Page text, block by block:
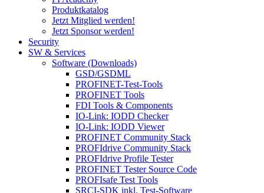
Produktkatalog
Jetzt Mitglied werden!
Jetzt Sponsor werden!
Security
SW & Services
Software (Downloads)
GSD/GSDML
PROFINET-Test-Tools
PROFINET Tools
FDI Tools & Components
IO-Link: IODD Checker
IO-Link: IODD Viewer
PROFINET Community Stack
PROFIdrive Community Stack
PROFIdrive Profile Tester
PROFINET Tester Source Code
PROFIsafe Test Tools
SRCI-SDK inkl. Test-Software